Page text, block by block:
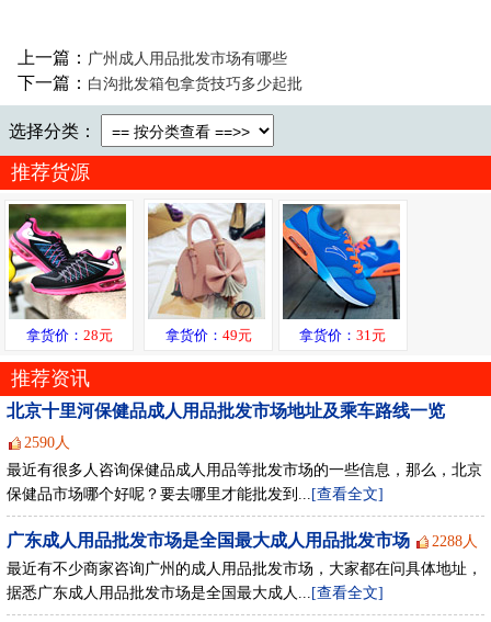
上一篇： 广州成人用品批发市场有哪些
下一篇： 白沟批发箱包拿货技巧多少起批
选择分类：
推荐货源
拿货价： 28元 拿货价： 49元 拿货价：31元
推荐资讯
北京十里河保健品成人用品批发市场地址及乘车路线一览
2590人
最近有很多人咨询保健品成人用品等批发市场的一些信息，那么，北京
保健品市场哪个好呢？要去哪里才能批发到... [查看全文]
广东成人用品批发市场是全国最大成人用品批发市场
2288人
最近有不少商家咨询广州的成人用品批发市场，大家都在问具体地址，
据悉广东成人用品批发市场是全国最大成人... [查看全文]